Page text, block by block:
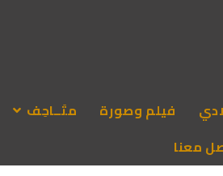
فيلم وصورة
متَــاحِف
معنا